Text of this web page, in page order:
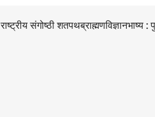
National Seminar on Shatapatha